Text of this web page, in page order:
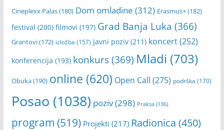
Cineplexx Palas(180) Dom omladine (312) Erasmus+(182)
festival (200) filmovi (197) Grad Banja Luka (366)
Grantovi(172) izložba (157) Javni poziv(211) koncert(252)
konferencija (193) konkurs(369) Mladi (703)
Obuka(190) online (620) Open Call (275) podrška (170)
Posao (1038) poziv(298) Praksa(136)
program (519) Projekti (217) Radionica (450)